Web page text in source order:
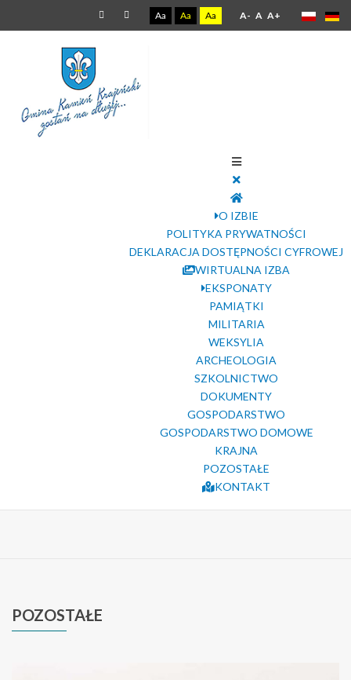
Aa Aa Aa A- A A+
O IZBIE
POLITYKA PRYWATNOŚCI
DEKLARACJA DOSTĘPNOŚCI CYFROWEJ
WIRTUALNA IZBA
EKSPONATY
PAMIĄTKI
MILITARIA
WEKSYLIA
ARCHEOLOGIA
SZKOLNICTWO
DOKUMENTY
GOSPODARSTWO
GOSPODARSTWO DOMOWE
KRAJNA
POZOSTAŁE
KONTAKT
POZOSTAŁE